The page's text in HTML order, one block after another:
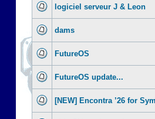
logiciel serveur J & Leon
dams
FutureOS
FutureOS update...
[NEW] Encontra ’26 for